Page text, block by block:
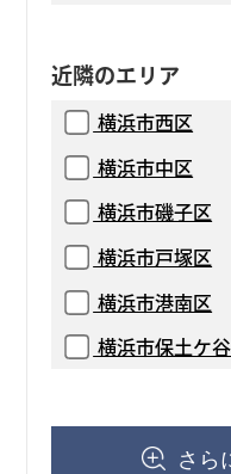
近隣のエリア
横浜市西区
横浜市中区
横浜市磯子区
横浜市戸塚区
横浜市港南区
横浜市保土ケ
さら